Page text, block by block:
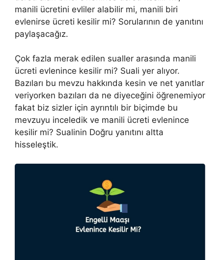
manili ücretini evliler alabilir mi, manili biri
evlenirse ücreti kesilir mi? Sorularının de yanıtını
paylaşacağız.
Çok fazla merak edilen sualler arasında manili
ücreti evlenince kesilir mi? Suali yer alıyor.
Bazıları bu mevzu hakkında kesin ve net yanıtlar
veriyorken bazıları da ne diyeceğini öğrenemiyor
fakat biz sizler için ayrıntılı bir biçimde bu
mevzuyu inceledik ve manili ücreti evlenince
kesilir mi? Sualinin Doğru yanıtını altta
hisseleştik.